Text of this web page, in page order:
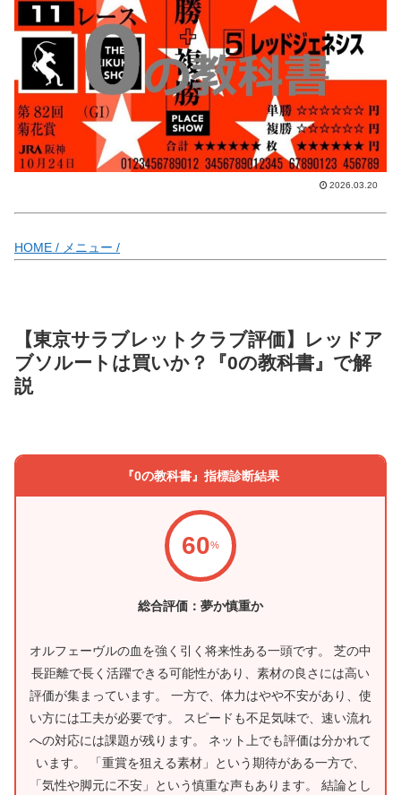
2026.03.20
HOME / メニュー /
【東京サラブレットクラブ評価】レッドア
ブソルートは買いか？『0の教科書』で解
説
『0の教科書』指標診断結果
60%
総合評価：夢か慎重か
オルフェーヴルの血を強く引く将来性ある一頭です。 芝の中
長距離で長く活躍できる可能性があり、素材の良さには高い
評価が集まっています。 一方で、体力はやや不安があり、使
い方には工夫が必要です。 スピードも不足気味で、速い流れ
への対応には課題が残ります。 ネット上でも評価は分かれて
います。 「重賞を狙える素材」という期待がある一方で、
「気性や脚元に不安」という慎重な声もあります。 結論とし